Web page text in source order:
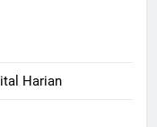
Harian